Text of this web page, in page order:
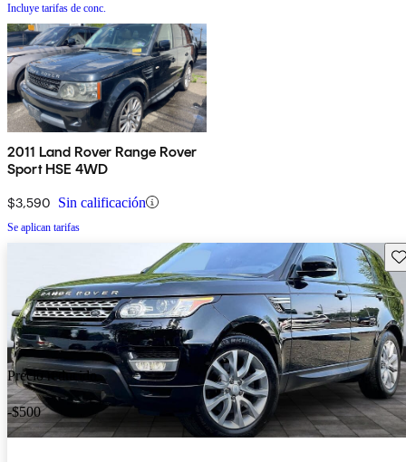
Incluye tarifas de conc.
2011 Land Rover Range Rover
Sport HSE 4WD
$3,590 Sin calificación
Se aplican tarifas
Precio reducido
-$500